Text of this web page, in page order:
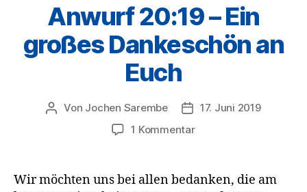
Anwurf 20:19 – Ein
großes Dankeschön an
Euch
Beitragsautor
Von Jochen Sarembe Veröffentlichungsdatum
17. Juni 2019
1 Kommentarzu
Wir möchten uns bei allen bedanken, die am